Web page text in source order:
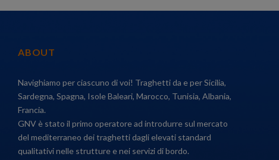
ABOUT
Navighiamo per ciascuno di voi! Traghetti da e per Sicilia,
Sardegna, Spagna, Isole Baleari, Marocco, Tunisia, Albania,
Francia.
GNV è stato il primo operatore ad introdurre sul mercato
del mediterraneo dei traghetti dagli elevati standard
qualitativi nelle strutture e nei servizi di bordo.